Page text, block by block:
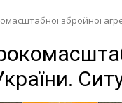
збройної